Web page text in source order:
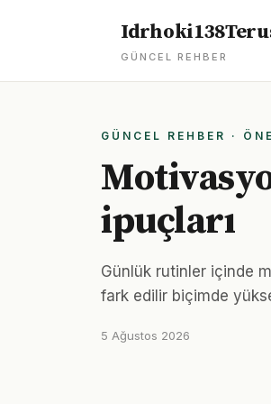
GÜNCEL REHBER
GÜNCEL REHBER ·
ipuçları
Günlük rutinler içinde
fark edilir biçimde
5 Ağustos 2026